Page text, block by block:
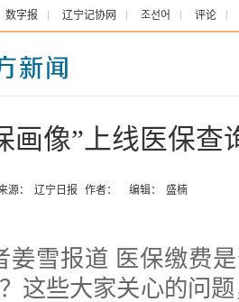
数字报 辽宁记协网 조선어 评论
画像”上线医保查
源： 辽宁日报 作者： 编辑： 盛楠
雪报道 医保缴费是
这些大家关心的问